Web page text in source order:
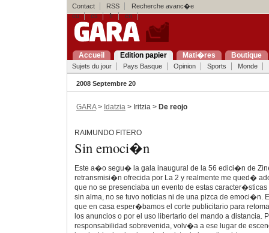
Contact RSS
Recherche avanc�e
eu
es fr en
Accueil Edition papier Mati�res Boutique
Sujets du jour Pays Basque Opinion Sports Monde
2008 Septembre 20
GARA> Idatzia > Iritzia > De reojo
RAIMUNDO FITERO
Sin emoci�n
Este a�o segu� la gala inaugural de la 56 edici�n de
retransmisi�n ofrecida por La 2 y realmente me qued�
que no se presenciaba un evento de estas caracter�sticas
sin alma, no se tuvo noticias ni de una pizca de
que en casa esper�bamos el corte publicitario para
los anuncios o por el uso libertario del mando a distancia.
responsabilidad sobrevenida, volv�a a ese lugar de